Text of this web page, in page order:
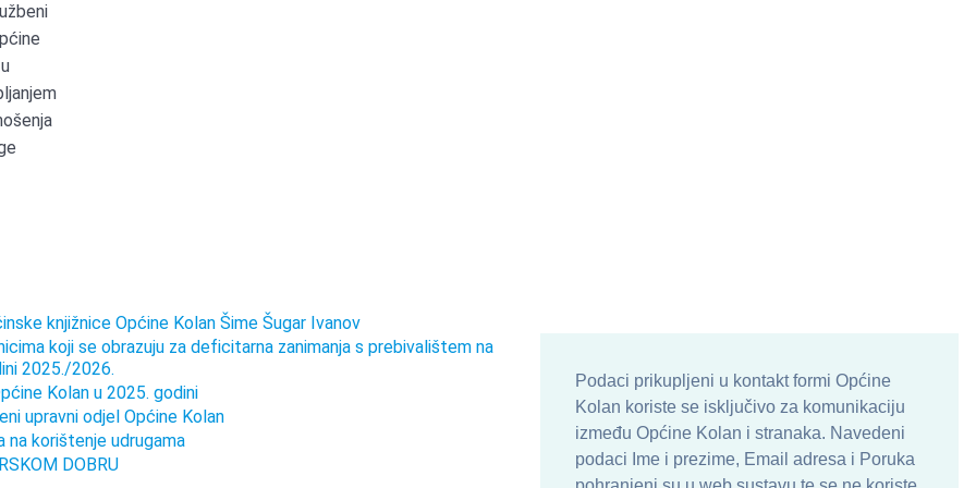
Podaci prikupljeni u kontakt formi Općine
Kolan koriste se isključivo za komunikaciju
između Općine Kolan i stranaka. Navedeni
podaci Ime i prezime, Email adresa i Poruka
knjižnice Općine Kolan Šime Šugar Ivanov
koji se obrazuju za deficitarna zanimanja s prebivalištem na
2025./2026.
Kolan u 2025. godini
upravni odjel Općine Kolan
korištenje udrugama
DOBRU